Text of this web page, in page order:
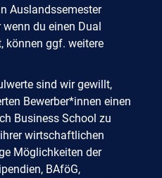
Auslandssemester
du einen Dual
können ggf. weitere
sind wir gewillt,
Bewerber*innen einen
Business School zu
wirtschaftlichen
Möglichkeiten der
BAföG,